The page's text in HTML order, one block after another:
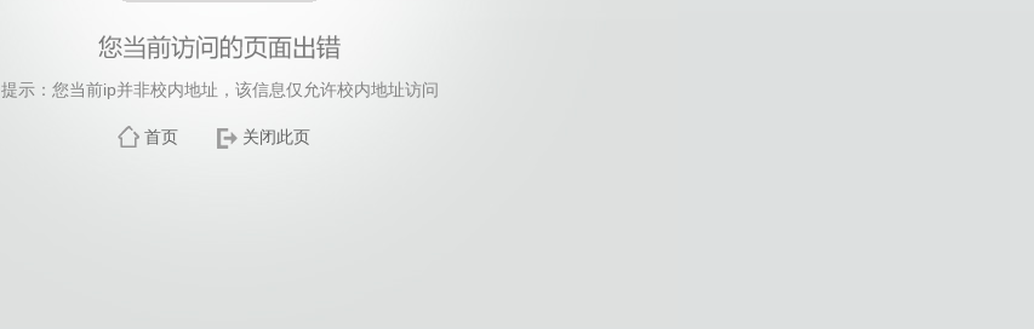
提示：您当前ip并非校内地址，该信息仅允许校内地址访问
首页 关闭此页